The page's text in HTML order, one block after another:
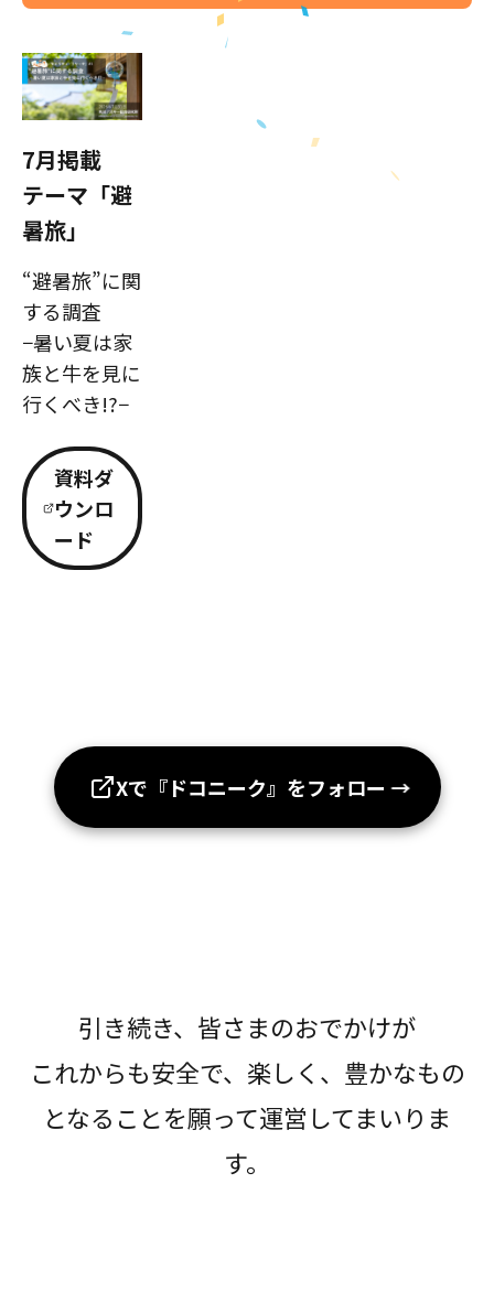
7月掲載
テーマ「避
暑旅」
“避暑旅”に関
する調査
−暑い夏は家
族と牛を見に
行くべき!?−
資料ダ
ウンロ
ード
Xで『ドコニーク』をフォロー →
引き続き、皆さまのおでかけが
これからも安全で、楽しく、豊かなもの
となることを願って運営してまいりま
す。